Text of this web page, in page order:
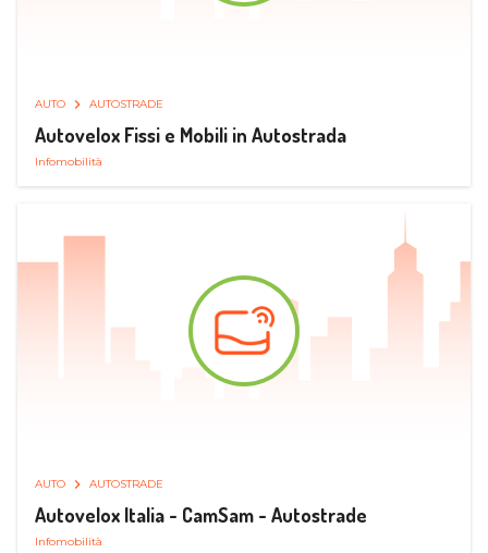
AUTO AUTOSTRADE
Autovelox Fissi e Mobili in Autostrada
Infomobilità
AUTO AUTOSTRADE
Autovelox Italia - CamSam - Autostrade
Infomobilità